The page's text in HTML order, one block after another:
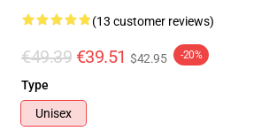
(13 customer reviews)
€49.39 €39.51 $42.95 -20%
Type
Unisex